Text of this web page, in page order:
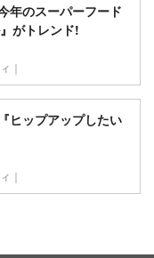
年のスーパーフード
がトレンド!
｜
ヒップアップしたい
｜